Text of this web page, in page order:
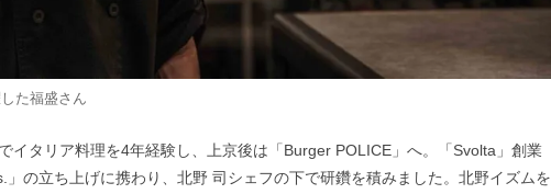
た福盛さん
イタリア料理を4年経験し、上京後は「Burger POLICE」へ。「Svolta」創業
」の立ち上げに携わり、北野 司シェフの下で研鑽を積みました。北野イズムを